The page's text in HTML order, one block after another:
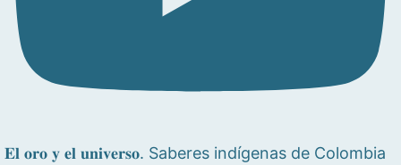
𝐄𝐥 𝐨𝐫𝐨 𝐲 𝐞𝐥 𝐮𝐧𝐢𝐯𝐞𝐫𝐬𝐨. Saberes indígenas de Colombia